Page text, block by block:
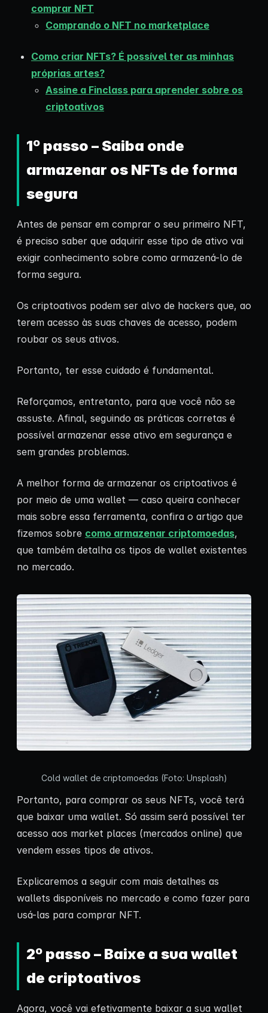
comprar NFT
Comprando o NFT no marketplace
Como criar NFTs? É possível ter as minhas
próprias artes?
Assine a Finclass para aprender sobre os
criptoativos
1º passo – Saiba onde
armazenar os NFTs de forma
segura
Antes de pensar em comprar o seu primeiro NFT,
é preciso saber que adquirir esse tipo de ativo vai
exigir conhecimento sobre como armazená-lo de
forma segura.
Os criptoativos podem ser alvo de hackers que, ao
terem acesso às suas chaves de acesso, podem
roubar os seus ativos.
Portanto, ter esse cuidado é fundamental.
Reforçamos, entretanto, para que você não se
assuste. Afinal, seguindo as práticas corretas é
possível armazenar esse ativo em segurança e
sem grandes problemas.
A melhor forma de armazenar os criptoativos é
por meio de uma wallet — caso queira conhecer
mais sobre essa ferramenta, confira o artigo que
fizemos sobre como armazenar criptomoedas,
que também detalha os tipos de wallet existentes
no mercado.
Cold wallet de criptomoedas (Foto: Unsplash)
Portanto, para comprar os seus NFTs, você terá
que baixar uma wallet. Só assim será possível ter
acesso aos market places (mercados online) que
vendem esses tipos de ativos.
Explicaremos a seguir com mais detalhes as
wallets disponíveis no mercado e como fazer para
usá-las para comprar NFT.
2º passo – Baixe a sua wallet
de criptoativos
Agora, você vai efetivamente baixar a sua wallet